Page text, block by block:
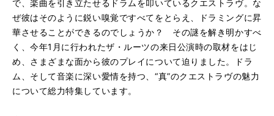
で、楽曲を引き立たせるドラムを叩いているクエストラヴ。な
ぜ彼はそのように鋭い嗅覚ですべてをとらえ、ドラミングに昇
華させることができるのでしょうか？ その謎を解き明かすべ
く、今年1月に行われたザ・ルーツの来日公演時の取材をはじ
め、さまざまな面から彼のプレイについて迫りました。ドラ
ム、そして音楽に深い愛情を持つ、“真”のクエストラヴの魅力
について総力特集しています。